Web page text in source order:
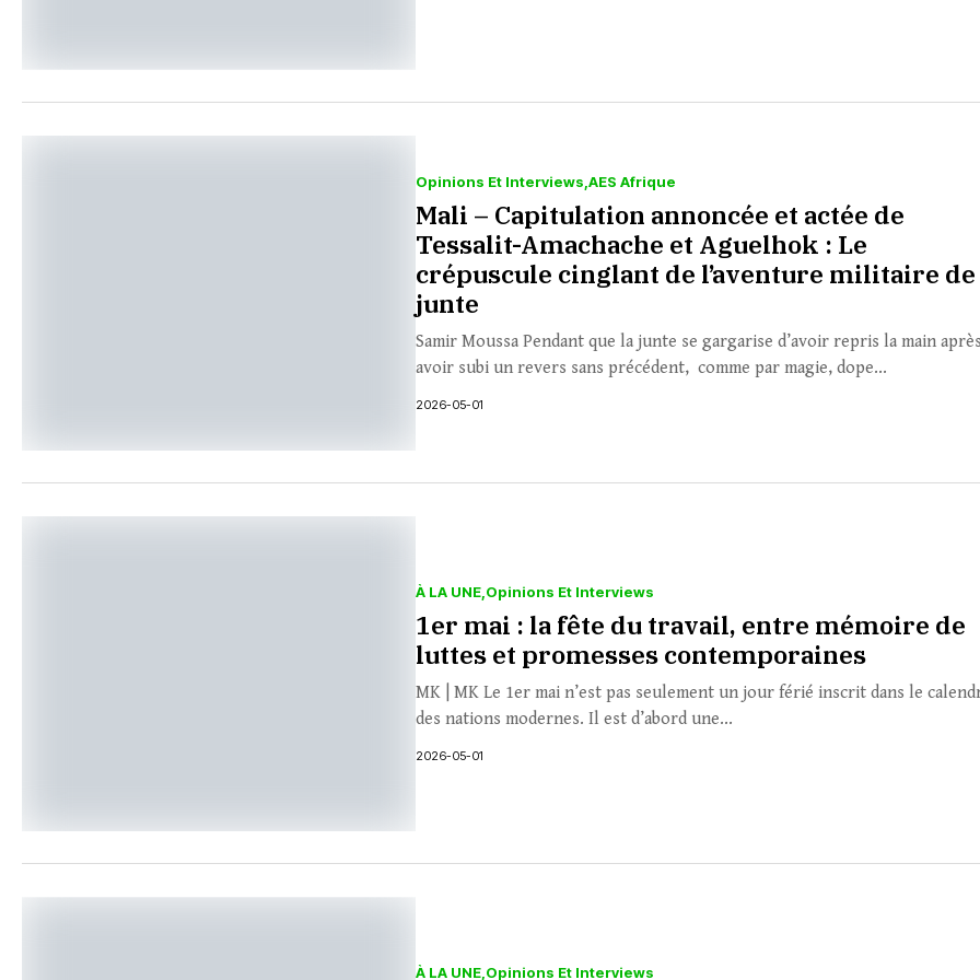
Opinions Et Interviews AES Afrique
Mali – Capitulation annoncée et actée de
Tessalit-Amachache et Aguelhok : Le
crépuscule cinglant de l’aventure militaire
junte
Samir Moussa Pendant que la junte se gargarise d’avoir repris la main
avoir subi un revers sans précédent, comme par magie, dope...
2026-05-01
À LA UNE Opinions Et Interviews
1er mai : la fête du travail, entre mémoire de
luttes et promesses contemporaines
MK | MK Le 1er mai n’est pas seulement un jour férié inscrit dans le
des nations modernes. Il est d’abord une...
2026-05-01
À LA UNE Opinions Et Interviews